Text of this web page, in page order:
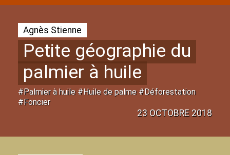
Agnès Stienne
Petite géographie du
palmier à huile
#Palmier à huile #Huile de palme #Déforestation
#Foncier
23 OCTOBRE 2018